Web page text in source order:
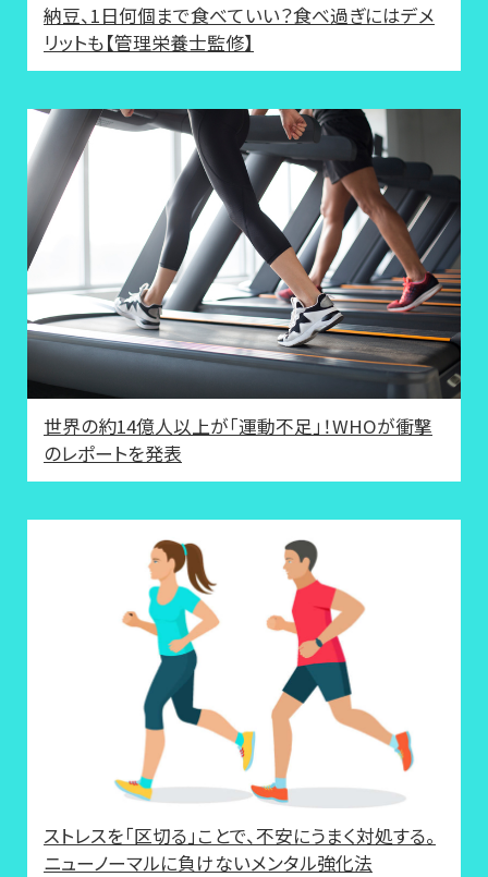
納豆、1日何個まで食べていい？食べ過ぎにはデメ
リットも【管理栄養士監修】
世界の約14億人以上が「運動不足」！WHOが衝撃
のレポートを発表
ストレスを「区切る」ことで、不安にうまく対処する。
ニューノーマルに負けないメンタル強化法